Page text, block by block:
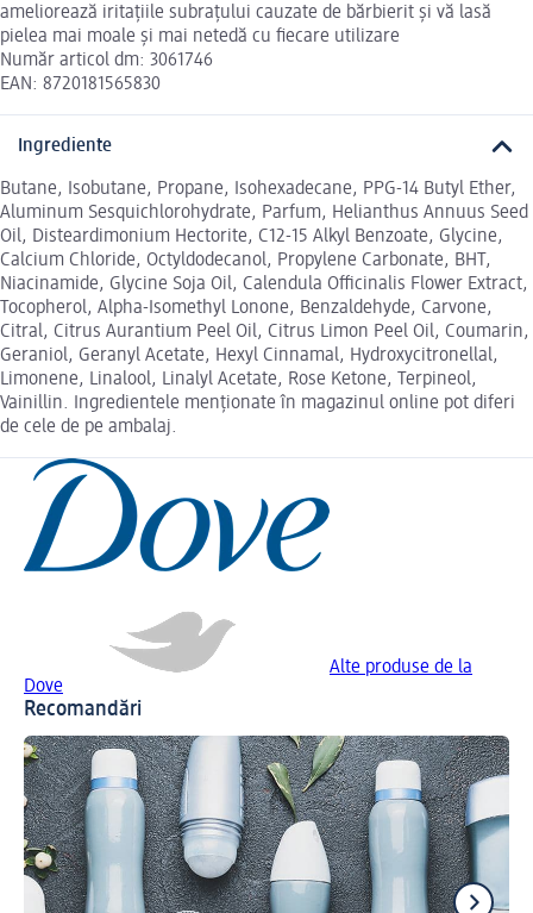
ameliorează iritațiile subrațului cauzate de bărbierit și vă lasă
pielea mai moale și mai netedă cu fiecare utilizare
Număr articol dm: 3061746
EAN: 8720181565830
Ingrediente
Butane, Isobutane, Propane, Isohexadecane, PPG-14 Butyl Ether,
Aluminum Sesquichlorohydrate, Parfum, Helianthus Annuus Seed
Oil, Disteardimonium Hectorite, C12-15 Alkyl Benzoate, Glycine,
Calcium Chloride, Octyldodecanol, Propylene Carbonate, BHT,
Niacinamide, Glycine Soja Oil, Calendula Officinalis Flower Extract,
Tocopherol, Alpha-Isomethyl Lonone, Benzaldehyde, Carvone,
Citral, Citrus Aurantium Peel Oil, Citrus Limon Peel Oil, Coumarin,
Geraniol, Geranyl Acetate, Hexyl Cinnamal, Hydroxycitronellal,
Limonene, Linalool, Linalyl Acetate, Rose Ketone, Terpineol,
Vainillin. Ingredientele menționate în magazinul online pot diferi
de cele de pe ambalaj.
Alte produse de la
Dove
Recomandări